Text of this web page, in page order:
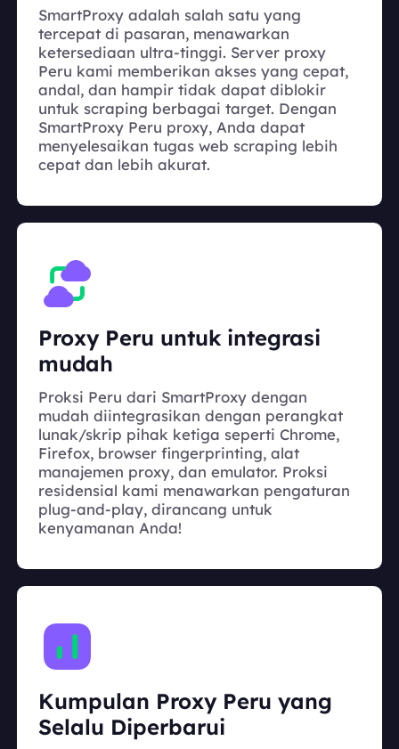
SmartProxy adalah salah satu yang
tercepat di pasaran, menawarkan
ketersediaan ultra-tinggi. Server proxy
Peru kami memberikan akses yang cepat,
andal, dan hampir tidak dapat diblokir
untuk scraping berbagai target. Dengan
SmartProxy Peru proxy, Anda dapat
menyelesaikan tugas web scraping lebih
cepat dan lebih akurat.
Proxy Peru untuk integrasi
mudah
Proksi Peru dari SmartProxy dengan
mudah diintegrasikan dengan perangkat
lunak/skrip pihak ketiga seperti Chrome,
Firefox, browser fingerprinting, alat
manajemen proxy, dan emulator. Proksi
residensial kami menawarkan pengaturan
plug-and-play, dirancang untuk
kenyamanan Anda!
Kumpulan Proxy Peru yang
Selalu Diperbarui